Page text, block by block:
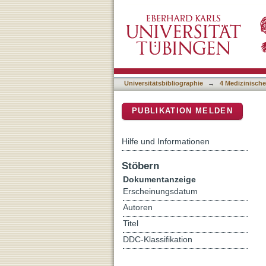
glycopeptide antibiotic
Universitätsbibliographie → 4
PUBLIKATION MELDEN
Hilfe und Informationen
Stöbern
Dokumentanzeige
Erscheinungsdatum
Autoren
Titel
DDC-Klassifikation